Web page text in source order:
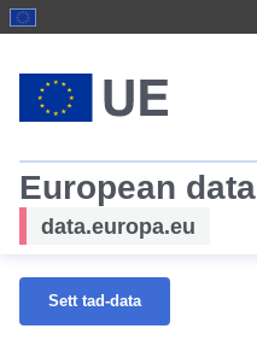
European data
data.europa.eu
Sett tad-data